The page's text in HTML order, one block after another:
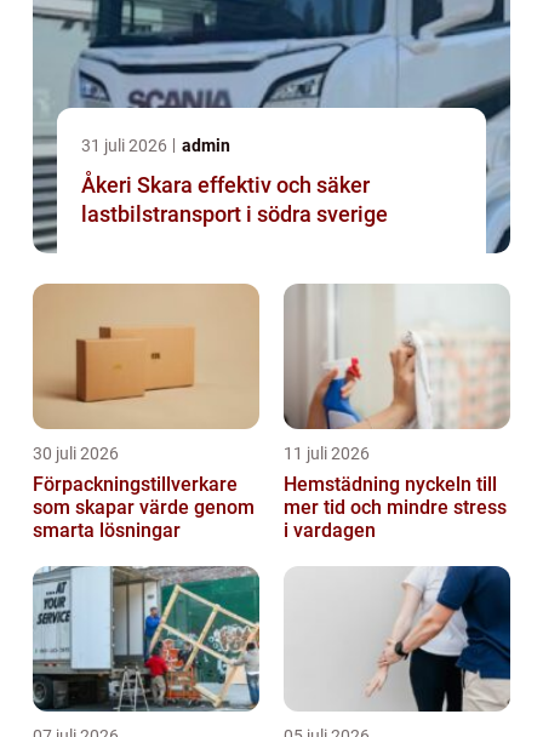
31 juli 2026 admin
Åkeri Skara effektiv och säker
lastbilstransport i södra sverige
30 juli 2026
Förpackningstillverkare
som skapar värde genom
smarta lösningar
11 juli 2026
Hemstädning nyckeln till
mer tid och mindre stress
i vardagen